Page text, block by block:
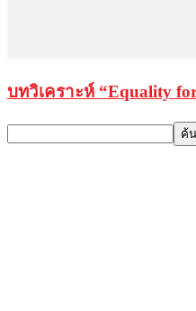
บทวิเคราะห์ “Equality